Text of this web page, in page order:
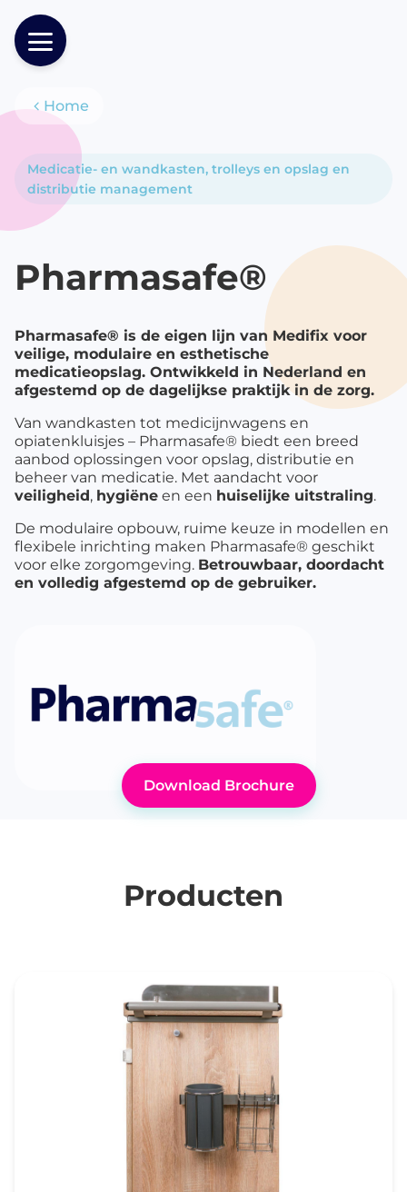
Producten
Home
Medicatie- en wandkasten, trolleys en opslag en
distributie management
Pharmasafe®
Pharmasafe® is de eigen lijn van Medifix voor
veilige, modulaire en esthetische
medicatieopslag. Ontwikkeld in Nederland en
afgestemd op de dagelijkse praktijk in de zorg.
Van wandkasten tot medicijnwagens en
opiatenkluisjes – Pharmasafe® biedt een breed
aanbod oplossingen voor opslag, distributie en
beheer van medicatie. Met aandacht voor
veiligheid, hygiëne en een huiselijke uitstraling.
De modulaire opbouw, ruime keuze in modellen en
flexibele inrichting maken Pharmasafe® geschikt
voor elke zorgomgeving. Betrouwbaar, doordacht
en volledig afgestemd op de gebruiker.
Download Brochure
Producten